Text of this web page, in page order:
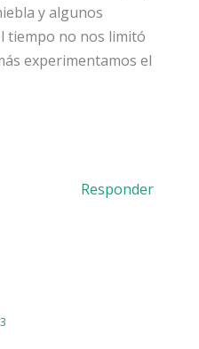
y algunos
tiempo no nos limitó
experimentamos el
Responder